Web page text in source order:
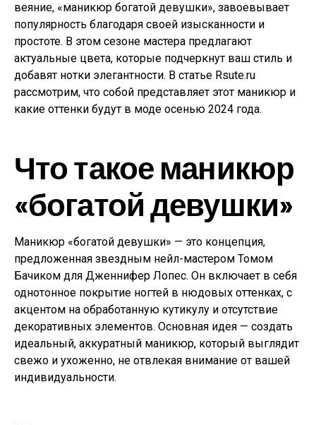
веяние, «маникюр богатой девушки», завоевывает
популярность благодаря своей изысканности и
простоте. В этом сезоне мастера предлагают
актуальные цвета, которые подчеркнут ваш стиль и
добавят нотки элегантности. В статье Rsute.ru
рассмотрим, что собой представляет этот маникюр и
какие оттенки будут в моде осенью 2024 года.
Что такое маникюр
«богатой девушки»
Маникюр «богатой девушки» — это концепция,
предложенная звездным нейл-мастером Томом
Бачиком для Дженнифер Лопес. Он включает в себя
однотонное покрытие ногтей в нюдовых оттенках, с
акцентом на обработанную кутикулу и отсутствие
декоративных элементов. Основная идея — создать
идеальный, аккуратный маникюр, который выглядит
свежо и ухоженно, не отвлекая внимание от вашей
индивидуальности.